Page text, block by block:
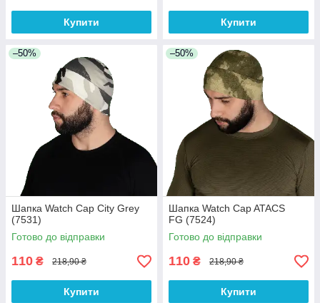
Купити Купити
–50%
Шапка Watch Cap City Grey
(7531)
Готово до відправки
110 ₴ 218,90 ₴
Купити
–50%
Шапка Watch Cap ATACS
FG (7524)
Готово до відправки
110 ₴ 218,90 ₴
Купити